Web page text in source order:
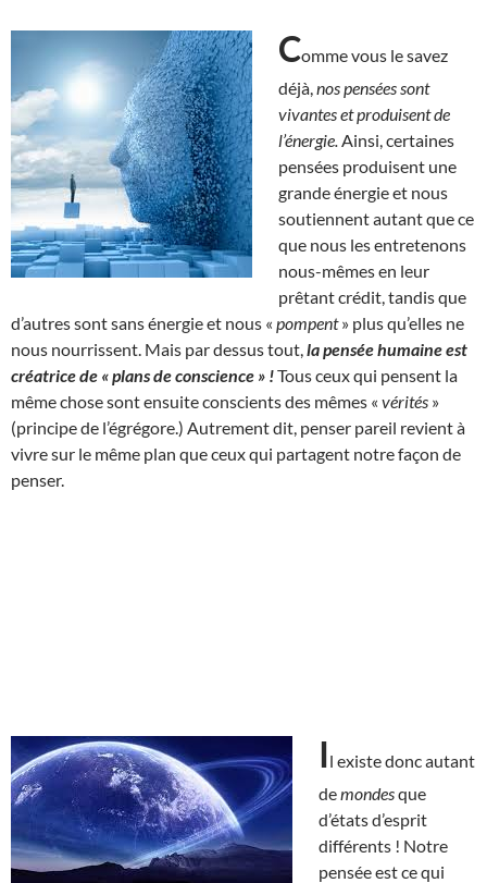
Comme vous le savez
déjà, nos pensées sont
vivantes et produisent de
l’énergie. Ainsi, certaines
pensées produisent une
grande énergie et nous
soutiennent autant que ce
que nous les entretenons
nous-mêmes en leur
prêtant crédit, tandis que
d’autres sont sans énergie et nous « pompent» plus qu’elles ne
nous nourrissent. Mais par dessus tout, la pensée humaine est
créatrice de « plans de conscience » !Tous ceux qui pensent la
même chose sont ensuite conscients des mêmes « vérités »
(principe de l’égrégore.) Autrement dit, penser pareil revient à
vivre sur le même plan que ceux qui partagent notre façon de
penser.
Il existe donc autant
demondesque
d’états d’esprit
différents ! Notre
pensée est ce qui